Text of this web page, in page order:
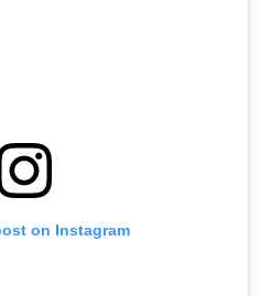
on Instagram